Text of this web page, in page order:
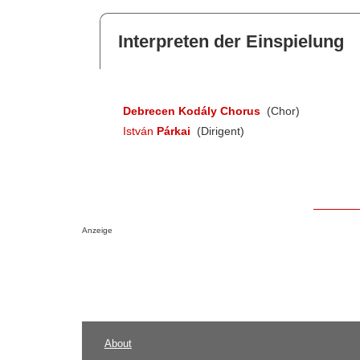
Interpreten der Einspielung
Debrecen Kodály Chorus (Chor)
István Párkai (Dirigent)
Anzeige
About